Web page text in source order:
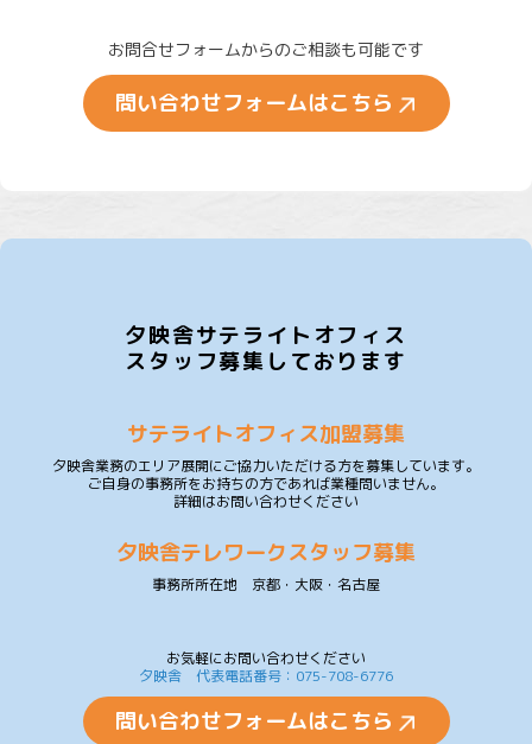
お問合せフォームからのご相談も可能です
問い合わせフォームはこちら
夕映舎サテライトオフィス
スタッフ募集しております
サテライトオフィス加盟募集
夕映舎業務のエリア展開にご協力いただける方を募集しています。
ご自身の事務所をお持ちの方であれば業種問いません。
詳細はお問い合わせください
夕映舎テレワークスタッフ募集
事務所所在地 京都・大阪・名古屋
お気軽にお問い合わせください
夕映舎 代表電話番号：075-708-6776
問い合わせフォームはこちら